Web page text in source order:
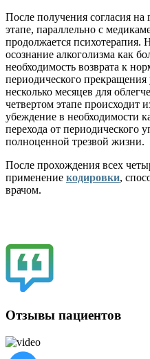
После получения согласия
этапе, параллельно с
продолжается психотерапия.
осознание алкоголизма как
необходимость возврата к
периодического прекращения
несколько месяцев для
четвертом этапе происходит
убеждение в необходимости
перехода от периодического
полноценной трезвой жизни.
После прохождения всех
применение кодировки,
врачом.
Отзывы пациентов